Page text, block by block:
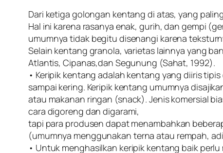
Dari ketiga golongan kentang di atas, yang
Hal ini karena rasanya enak, gurih, dan gempi
umumnya tidak begitu disenangi karena
Selain kentang granola, varietas lainnya yang
Atlantis, Cipanas,dan Segunung (Sahat, 1992).
• Keripik kentang adalah kentang yang diiris
sampai kering. Keripik kentang umumnya
atau makanan ringan (snack). Jenis komersial
cara digoreng dan digarami,
tapi para produsen dapat menambahkan
(umumnya menggunakan terna atau rempah,
• Untuk menghasilkan keripik kentang baik